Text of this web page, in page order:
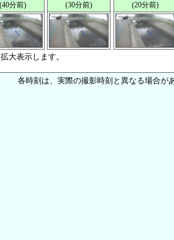
(40分前)
(30分前)
(20分前)
大表示します。
各時刻は、実際の撮影時刻と異なる場合が